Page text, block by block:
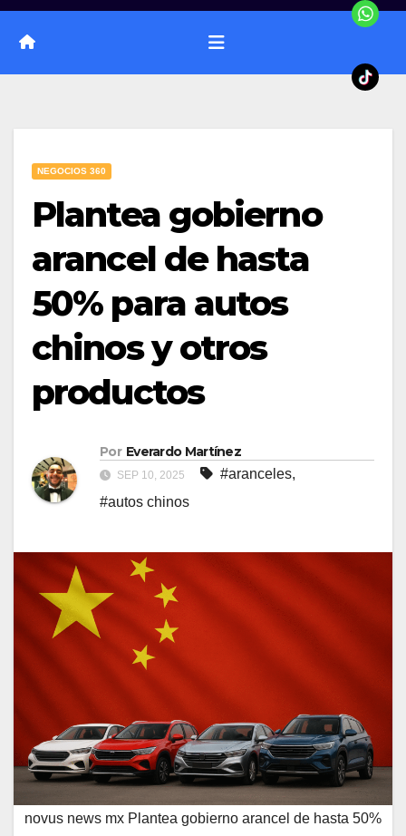
NEGOCIOS 360
Plantea gobierno
arancel de hasta
50% para autos
chinos y otros
productos
Por Everardo Martínez
SEP 10, 2025 #aranceles,
#autos chinos
novus news mx Plantea gobierno arancel de hasta 50%